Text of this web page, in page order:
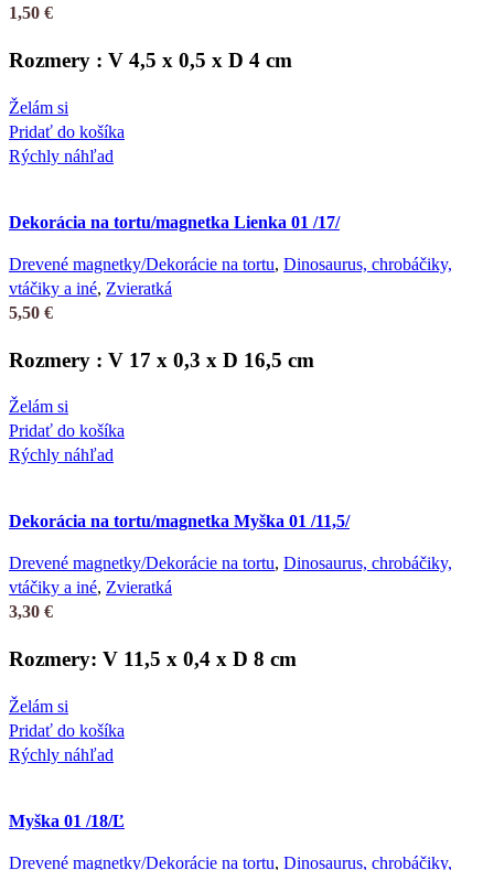
1,50 €
Rozmery : V 4,5 x 0,5 x D 4 cm
Želám si
Pridať do košíka
Rýchly náhľad
Dekorácia na tortu/magnetka Lienka 01 /17/
Drevené magnetky/Dekorácie na tortu, Dinosaurus, chrobáčiky,
vtáčiky a iné, Zvieratká
5,50 €
Rozmery : V 17 x 0,3 x D 16,5 cm
Želám si
Pridať do košíka
Rýchly náhľad
Dekorácia na tortu/magnetka Myška 01 /11,5/
Drevené magnetky/Dekorácie na tortu, Dinosaurus, chrobáčiky,
vtáčiky a iné, Zvieratká
3,30 €
Rozmery: V 11,5 x 0,4 x D 8 cm
Želám si
Pridať do košíka
Rýchly náhľad
Myška 01 /18/Ľ
Drevené magnetky/Dekorácie na tortu, Dinosaurus, chrobáčiky,